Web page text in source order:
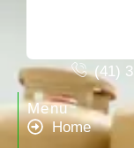
(41)
Menu
Home